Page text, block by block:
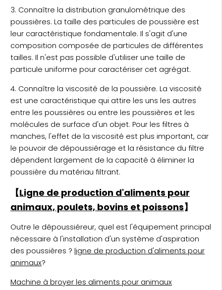
3. Connaître la distribution granulométrique des
poussières. La taille des particules de poussière est
leur caractéristique fondamentale. Il s'agit d'une
composition composée de particules de différentes
tailles. Il n'est pas possible d'utiliser une taille de
particule uniforme pour caractériser cet agrégat.
4. Connaître la viscosité de la poussière. La viscosité
est une caractéristique qui attire les uns les autres
entre les poussières ou entre les poussières et les
molécules de surface d'un objet. Pour les filtres à
manches, l'effet de la viscosité est plus important, car
le pouvoir de dépoussiérage et la résistance du filtre
dépendent largement de la capacité à éliminer la
poussière du matériau filtrant.
【Ligne de production d'aliments pour
animaux, poulets, bovins et poissons】
Outre le dépoussiéreur, quel est l'équipement principal
nécessaire à l'installation d'un système d'aspiration
des poussières ? ligne de production d'aliments pour
animaux?
Machine à broyer les aliments pour animaux